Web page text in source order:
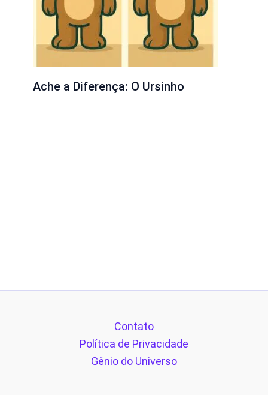
Ache a Diferença: O Ursinho
Contato
Política de Privacidade
Gênio do Universo